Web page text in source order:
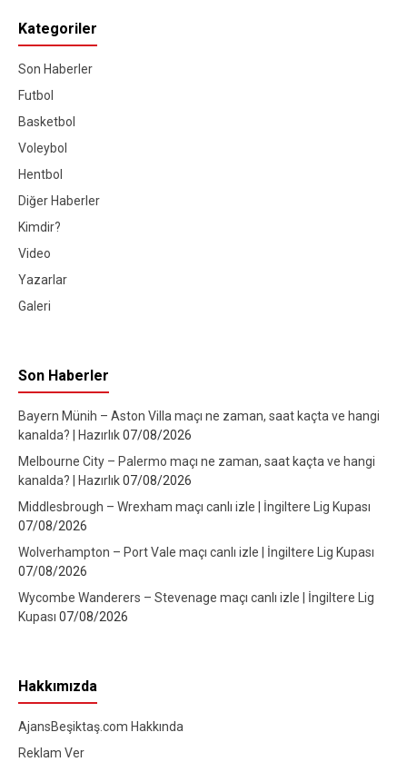
Kategoriler
Son Haberler
Futbol
Basketbol
Voleybol
Hentbol
Diğer Haberler
Kimdir?
Video
Yazarlar
Galeri
Son Haberler
Bayern Münih – Aston Villa maçı ne zaman, saat kaçta ve hangi
kanalda? | Hazırlık07/08/2026
Melbourne City – Palermo maçı ne zaman, saat kaçta ve hangi
kanalda? | Hazırlık07/08/2026
Middlesbrough – Wrexham maçı canlı izle | İngiltere Lig Kupası
07/08/2026
Wolverhampton – Port Vale maçı canlı izle | İngiltere Lig Kupası
07/08/2026
Wycombe Wanderers – Stevenage maçı canlı izle | İngiltere Lig
Kupası 07/08/2026
Hakkımızda
AjansBeşiktaş.com Hakkında
Reklam Ver